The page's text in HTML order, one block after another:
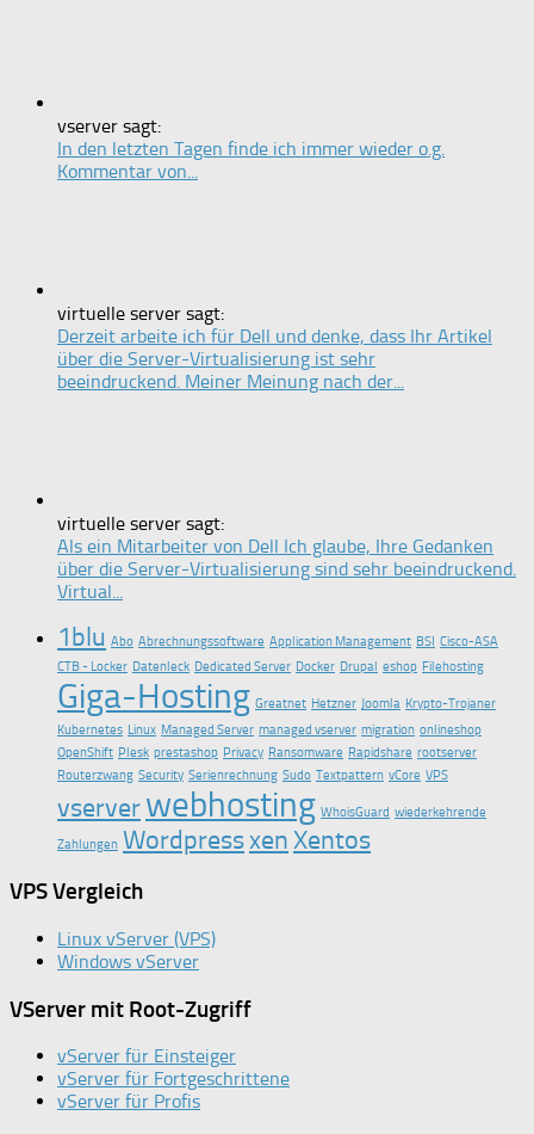
vserver sagt:
In den letzten Tagen finde ich immer wieder o.g.
Kommentar von...
virtuelle server sagt:
Derzeit arbeite ich für Dell und denke, dass Ihr Artikel
über die Server-Virtualisierung ist sehr
beeindruckend. Meiner Meinung nach der...
virtuelle server sagt:
Als ein Mitarbeiter von Dell Ich glaube, Ihre Gedanken
über die Server-Virtualisierung sind sehr beeindruckend.
Virtual...
1blu Abo Abrechnungssoftware Application Management BSI Cisco-ASA
CTB - Locker Datenleck Dedicated Server Docker Drupal eshop Filehosting
Giga-Hosting Greatnet Hetzner Joomla Krypto-Trojaner
Kubernetes Linux Managed Server managed vserver migration onlineshop
OpenShift Plesk prestashop Privacy Ransomware Rapidshare rootserver
Routerzwang Security Serienrechnung Sudo Textpattern vCore VPS
vserverwebhosting WhoisGuard wiederkehrende
Zahlungen WordpressxenXentos
VPS Vergleich
Linux vServer (VPS)
Windows vServer
VServer mit Root-Zugriff
vServer für Einsteiger
vServer für Fortgeschrittene
vServer für Profis